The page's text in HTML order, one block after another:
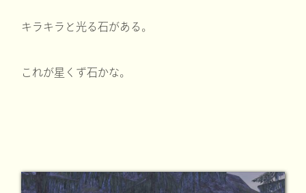
キラキラと光る石がある。
これが星くず石かな。